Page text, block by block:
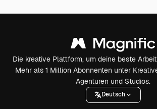
Die kreative Plattform, um deine beste
Mehr als 1 Million Abonnenten unter
Agenturen und Studios.
Deutsch